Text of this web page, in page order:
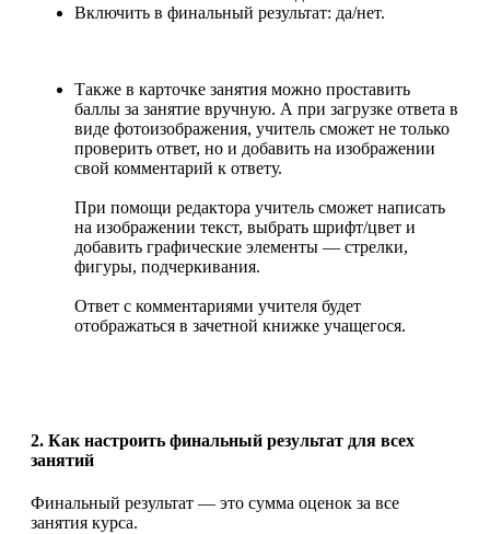
Включить в финальный результат: да/нет.
Также в карточке занятия можно проставить
баллы за занятие вручную. А при загрузке ответа в
виде фотоизображения, учитель сможет не только
проверить ответ, но и добавить на изображении
свой комментарий к ответу.
При помощи редактора учитель сможет написать
на изображении текст, выбрать шрифт/цвет и
добавить графические элементы — стрелки,
фигуры, подчеркивания.
Ответ с комментариями учителя будет
отображаться в зачетной книжке учащегося.
2. Как настроить финальный результат для всех
занятий
Финальный результат — это сумма оценок за все
занятия курса.